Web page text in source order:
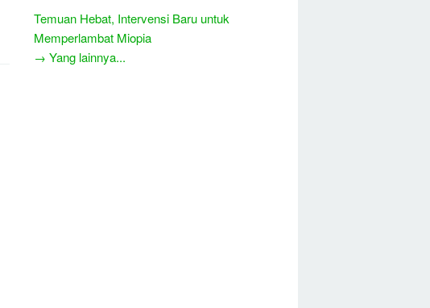
Temuan Hebat, Intervensi Baru untuk
Memperlambat Miopia
→ Yang lainnya...